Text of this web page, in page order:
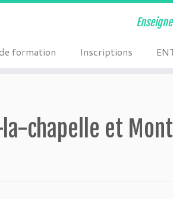
formation Inscriptions
chapelle et